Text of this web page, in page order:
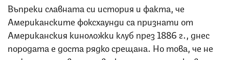
Въпреки славната си история и факта, че
Американските фоксхаунди са признати от
Американския киноложки клуб през 1886 г., днес
породата е доста рядко срещана. Но това, че не